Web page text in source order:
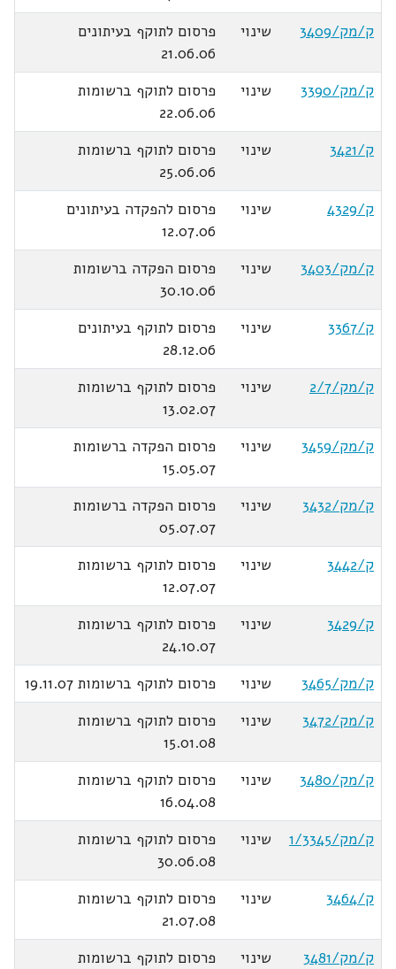
ק/מק/3409
שינוי
פרסום לתוקף בעיתונים
21.06.06
ק/מק/3390
שינוי
פרסום לתוקף ברשומות
22.06.06
ק/3421
שינוי
פרסום לתוקף ברשומות
25.06.06
ק/4329
שינוי
פרסום להפקדה בעיתונים
12.07.06
ק/מק/3403
שינוי
פרסום הפקדה ברשומות
30.10.06
ק/3367
שינוי
פרסום לתוקף בעיתונים
28.12.06
ק/מק/2/7
שינוי
פרסום לתוקף ברשומות
13.02.07
ק/מק/3459
שינוי
פרסום הפקדה ברשומות
15.05.07
ק/מק/3432
שינוי
פרסום הפקדה ברשומות
05.07.07
ק/3442
שינוי
פרסום לתוקף ברשומות
12.07.07
ק/3429
שינוי
פרסום לתוקף ברשומות
24.10.07
ק/מק/3465
שינוי
פרסום לתוקף ברשומות 19.11.07
ק/מק/3472
שינוי
פרסום לתוקף ברשומות
15.01.08
ק/מק/3480
שינוי
פרסום לתוקף ברשומות
16.04.08
ק/מק/1/3345
שינוי
פרסום לתוקף ברשומות
30.06.08
ק/3464
שינוי
פרסום לתוקף ברשומות
21.07.08
ק/מק/3481
שינוי
פרסום לתוקף ברשומות